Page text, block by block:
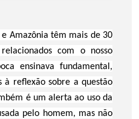
Amazônia têm mais de 30
com o nosso
ensinava fundamental,
à reflexão sobre a questão
é um alerta ao uso da
pelo homem, mas não